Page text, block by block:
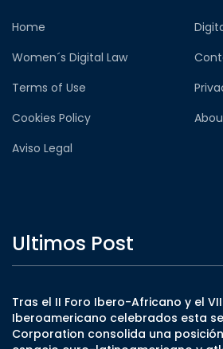
Home
Women´s Digital Law
Terms of Use
Cookies Policy
Aviso Legal
Ultimos Post
Tras el II Foro Ibero-Africano y el
Iberoamericano celebrados esta
Corporation consolida una